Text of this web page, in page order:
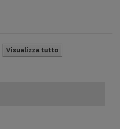
Visualizza tutto